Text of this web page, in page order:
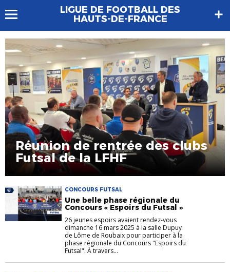
LIGUE DE FOOTBALL DES
HAUTS-DE-FRANCE
Réunion de rentrée des clubs
Futsal de la LFHF
CONCOURS FUTSAL
Une belle phase régionale du
Concours « Espoirs du Futsal »
26 jeunes espoirs avaient rendez-vous
dimanche 16 mars 2025 à la salle Dupuy
de Lôme de Roubaix pour participer à la
phase régionale du Concours "Espoirs du
Futsal". À travers...